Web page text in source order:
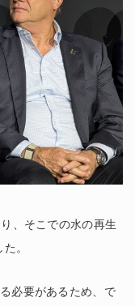
、そこでの水の再生
。
必要があるため、で